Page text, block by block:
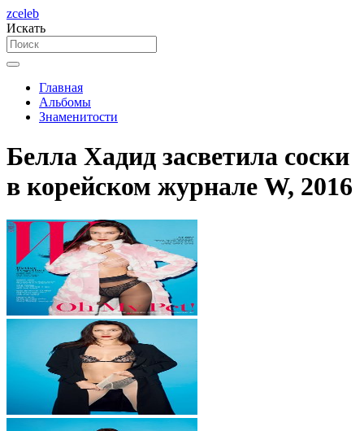
zceleb
Искать
Главная
Альбомы
Знаменитости
Белла Хадид засветила соски
в корейском журнале W, 2016